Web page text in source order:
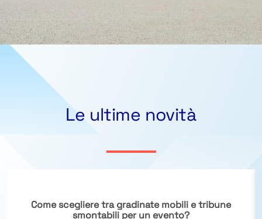
Le ultime novità
Come scegliere tra gradinate mobili e tribune
smontabili per un evento?